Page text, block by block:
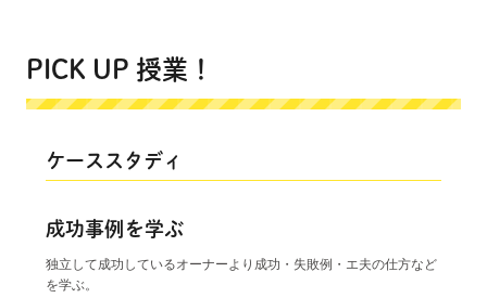
PICK UP 授業！
ケーススタディ
成功事例を学ぶ
独立して成功しているオーナーより成功・失敗例・エ夫の仕方など
を学ぶ。